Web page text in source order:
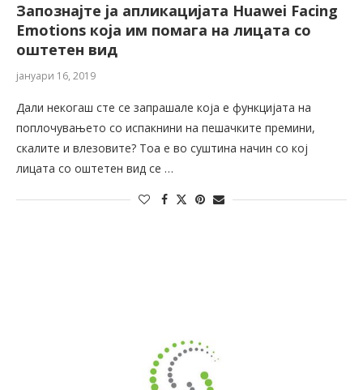
Запознајте ја апликацијата Huawei Facing
Emotions која им помага на лицата со
оштетен вид
јануари 16, 2019
Дали некогаш сте се запрашале која е функцијата на
поплочувањето со испакнини на пешачките премини,
скалите и влезовите? Тоа е во суштина начин со кој
лицата со оштетен вид се …